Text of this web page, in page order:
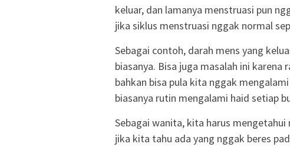
keluar, dan lamanya menstruasi pun
jika siklus menstruasi nggak normal
Sebagai contoh, darah mens yang
biasanya. Bisa juga masalah ini
bahkan bisa pula kita nggak
biasanya rutin mengalami haid setiap
Sebagai wanita, kita harus
jika kita tahu ada yang nggak beres